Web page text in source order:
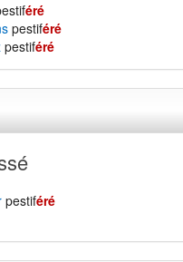
éré
pestiféré
pestiféré
pestiféré